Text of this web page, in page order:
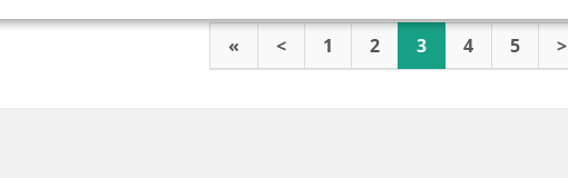
« < 1 2 3 4 5 >